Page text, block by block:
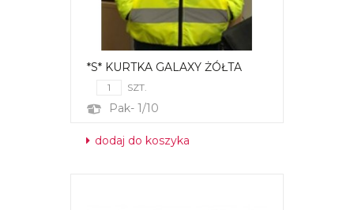
*S* KURTKA GALAXY ŻÓŁTA
SZT.
Pak- 1/10
dodaj do koszyka